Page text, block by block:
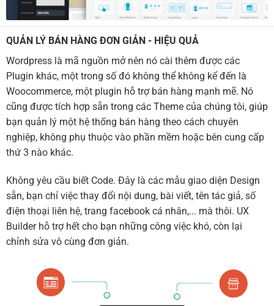
QUẢN LÝ BÁN HÀNG ĐƠN GIẢN - HIỆU QUẢ
Wordpress là mã nguồn mở nên nó cài thêm được các
Plugin khác, một trong số đó không thể không kể đến là
Woocommerce, một plugin hỗ trợ bán hàng mạnh mẽ. Nó
cũng được tích hợp sẵn trong các Theme của chúng tôi, giúp
bạn quản lý một hệ thống bán hàng theo cách chuyên
nghiệp, không phụ thuộc vào phần mềm hoặc bên cung cấp
thứ 3 nào khác.
Không yêu cầu biết Code. Đây là các mẫu giao diện Design
sẵn, bạn chỉ việc thay đổi nội dung, bài viết, tên tác giả, số
điện thoại liên hệ, trang facebook cá nhân,... mà thôi. UX
Builder hỗ trợ hết cho bạn những công việc khó, còn lại
chỉnh sửa vô cùng đơn giản.